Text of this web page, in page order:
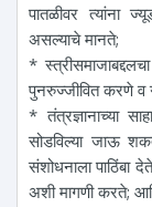
पातळीवर त्यांना
असल्याचे मानते;
*
पुनरुज्जीवित करणे व
* तंत्रज्ञानाच्या
सोडविल्या जाऊ
संशोधनाला पाठिंबा
अशी मागणी करते;